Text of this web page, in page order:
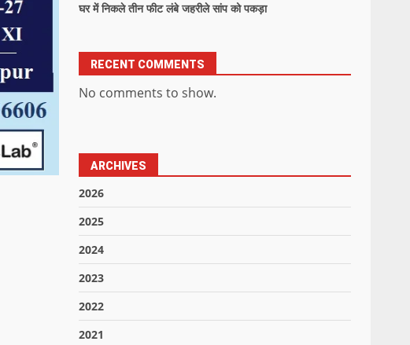
घर में निकले तीन फीट लंबे जहरीले सांप को पकड़ा
RECENT COMMENTS
No comments to show.
ARCHIVES
2026
2025
2024
2023
2022
2021